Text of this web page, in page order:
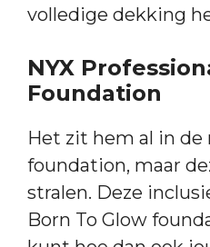
volledige dekking
NYX
Foundation
Het zit hem al in de
foundation, maar
stralen. Deze
Born To Glow